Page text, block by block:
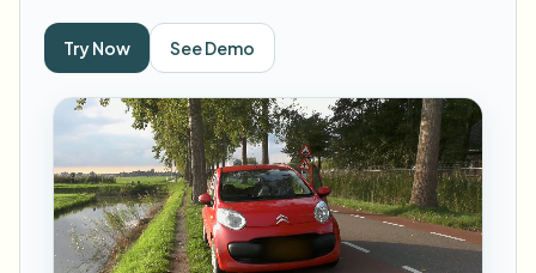
أمثلة
تصفح مكتبة الأمثلة الكاملة
طمس الوجه
طمس لوحة السيارة
الميزات
View all features
Browse every blur tool in one place
الشركات
المدارس والتعليم
الموارد
Try Now See Demo